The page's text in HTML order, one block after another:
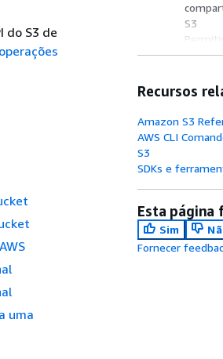
do S3 de
uma
S3
parte
bucket
sua
Recursos
Amazon S3
AWS CLI
S3
SDKs e
Esta página
Sim
Fornecer